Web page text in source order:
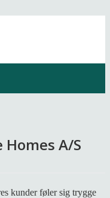
A/S
kunder føler sig trygge